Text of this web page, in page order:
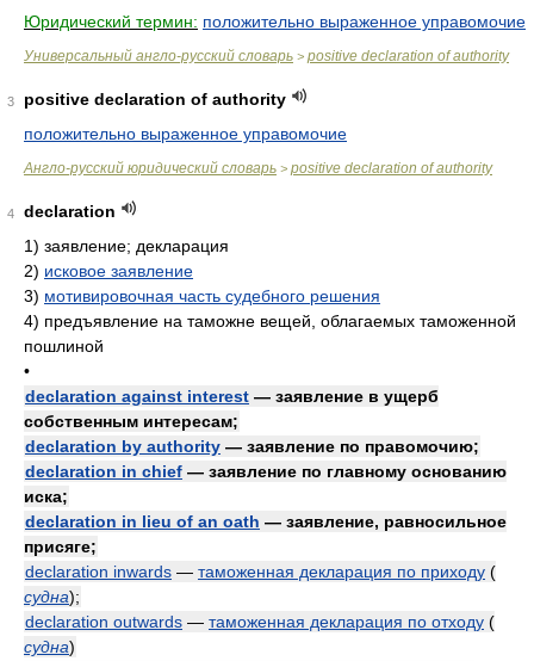
Юридический термин: положительно выраженное управомочие
Универсальный англо-русский словарь > positive declaration of authority
3
positive declaration of authority
положительно выраженное управомочие
Англо-русский юридический словарь > positive declaration of authority
4
declaration
1) заявление; декларация
2) исковое заявление
3) мотивировочная часть судебного решения
4) предъявление на таможне вещей, облагаемых таможенной
пошлиной
•
declaration against interest — заявление в ущерб
собственным интересам;
declaration by authority — заявление по правомочию;
declaration in chief — заявление по главному основанию
иска;
declaration in lieu of an oath — заявление, равносильное
присяге;
declaration inwards — таможенная декларация по приходу (
судна);
declaration outwards — таможенная декларация по отходу (
судна)